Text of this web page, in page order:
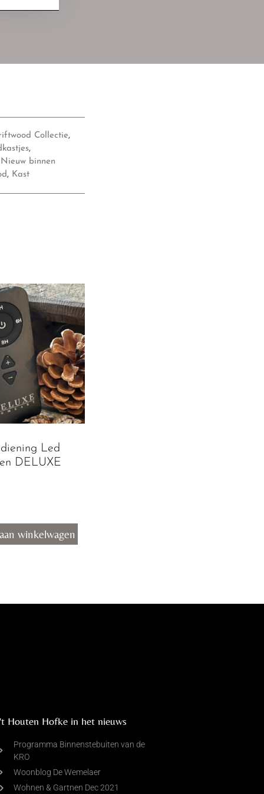
Collectie,
,
Nieuw binnen
, Kast
Led
DELUXE
winkelwagen
't Houten Hofke in het nieuws
Programma Binnenstebuiten van de
KRO
Woonblog De Wemelaer
Wohnen & Gartnen Dec 2021